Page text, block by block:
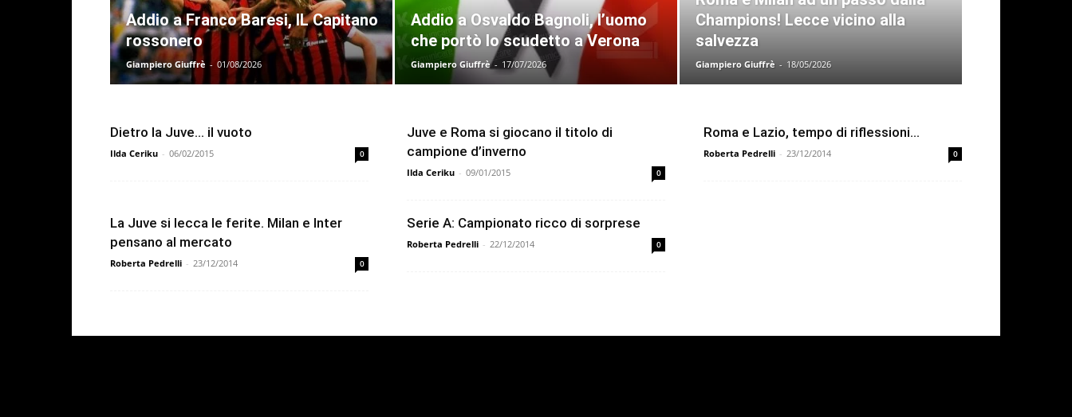
Addio a Franco Baresi, IL Capitano
rossonero
Giampiero Giuffrè - 01/08/2026
Addio a Osvaldo Bagnoli, l’uomo
che portò lo scudetto a Verona
Giampiero Giuffrè - 17/07/2026
Champions! Lecce vicino alla
salvezza
Giampiero Giuffrè - 18/05/2026
Dietro la Juve… il vuoto
Ilda Ceriku - 06/02/2015 0
Juve e Roma si giocano il titolo di
campione d’inverno
Ilda Ceriku - 09/01/2015 0
Roma e Lazio, tempo di riflessioni…
Roberta Pedrelli - 23/12/2014 0
La Juve si lecca le ferite. Milan e Inter
pensano al mercato
Roberta Pedrelli - 23/12/2014 0
Serie A: Campionato ricco di sorprese
Roberta Pedrelli - 22/12/2014 0